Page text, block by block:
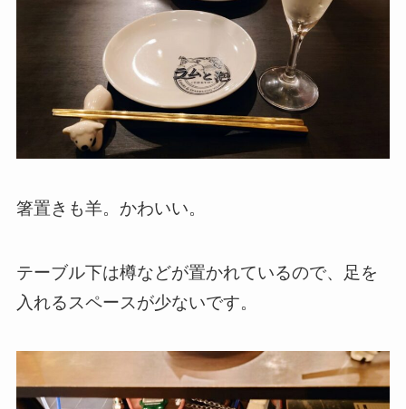
箸置きも羊。かわいい。
テーブル下は樽などが置かれているので、足を
入れるスペースが少ないです。